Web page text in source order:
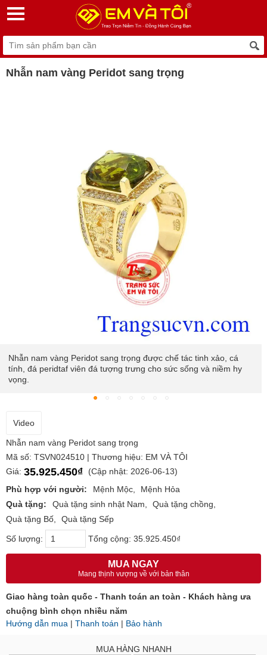
Nhẫn nam vàng Peridot sang trọng
Nhẫn nam vàng Peridot sang trọng được chế tác tinh xảo, cá
tính, đá peridtaf viên đá tượng trưng cho sức sống và niềm hy
vọng.
Video
Nhẫn nam vàng Peridot sang trọng
Mã số: TSVN024510 | Thương hiệu: EM VÀ TÔI
Giá: 35.925.450₫
(Cập nhật: 2026-06-13)
Phù hợp với người:
Mệnh Mộc
Mệnh Hỏa
Quà tặng:
Quà tặng sinh nhật Nam
Quà tặng chồng
Quà tặng Bố
Quà tặng Sếp
Số lượng: Tổng cộng: 35.925.450₫
MUA NGAY
Mang thịnh vượng về với bản thân
Giao hàng toàn quốc - Thanh toán an toàn - Khách hàng ưa
chuộng bình chọn nhiều năm
Hướng dẫn mua | Thanh toán | Bảo hành
MUA HÀNG NHANH